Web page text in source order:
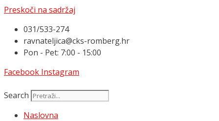
Preskoči na sadržaj
031/533-274
ravnateljica@cks-romberg.hr
Pon - Pet: 7:00 - 15:00
Facebook Instagram
Search
Naslovna